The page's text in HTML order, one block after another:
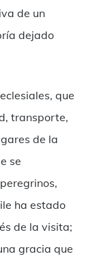
de un
dejado
que
transporte,
de la
se
ha estado
de la visita;
gracia que